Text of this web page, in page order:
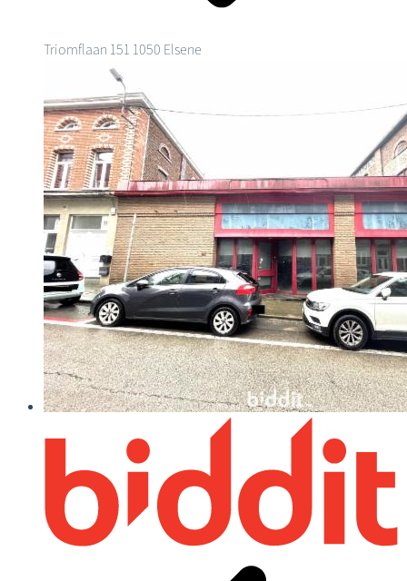
Triomflaan 151 1050 Elsene